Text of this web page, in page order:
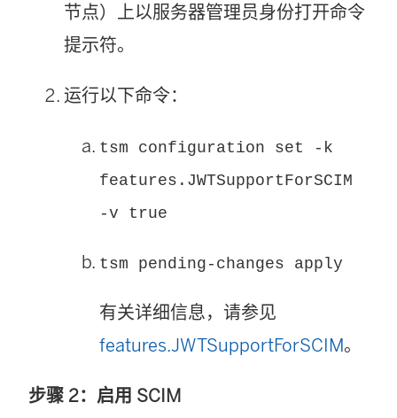
节点）上以服务器管理员身份打开命令
提示符。
运行以下命令：
tsm configuration set -k
features.JWTSupportForSCIM
-v true
tsm pending-changes apply
有关详细信息，请参见
features.JWTSupportForSCIM。
步骤 2：启用 SCIM